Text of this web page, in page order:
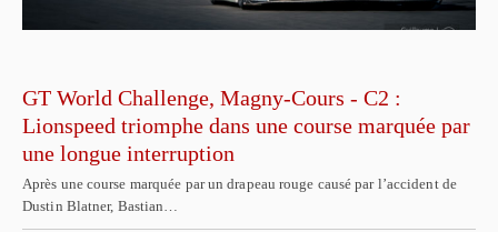
GT World Challenge, Magny-Cours - C2 :
Lionspeed triomphe dans une course marquée par
une longue interruption
Après une course marquée par un drapeau rouge causé par l’accident de
Dustin Blatner, Bastian…